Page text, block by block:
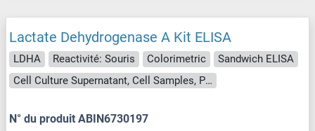
Lactate Dehydrogenase A Kit ELISA
LDHA Reactivité: Souris Colorimetric
Sandwich ELISA
Cell Culture Supernatant, Cell Samples, Plasma, Serum, Tissue Lysate
N° du produit ABIN6730197